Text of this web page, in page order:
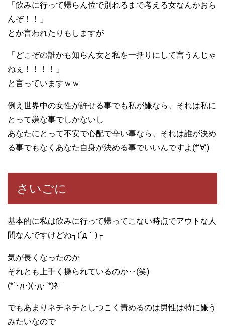
「飲みに行って帰らん位で別れるまで考える女なんかおら
んぞ！！」
とか言われたりもしますが
「どこぞの誰かも知らん女と私を一括りにして言うんじゃ
ねぇ！！！！」
と言っていますｗｗ
例え世界中の女性が許せる事でも私が嫌なら、それは私に
とって嫌な事でしかないし
あなたにとって不安で心配で辛い事なら、それは誰が決め
る事でもなくあなた自身が決める事でいいんですよ(*‘∀‘)
さいごに
基本的に私は飲みに行って帰ってこない時点でアウトな人
間なんですけどね┐(´д｀)┌
気が長くなったのか
それとも上手く操られているのか‥(笑)
(*´･д･)(･д･`*)ﾈｰ
でもあまりネチネチとしつこく責めるのは男性は特に嫌う
みたいなので